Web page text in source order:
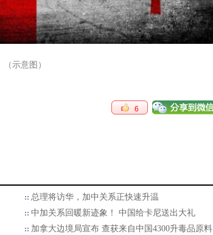
（示意图）
6
总理将访华，加中关系正快速升温
中加关系回暖新迹象！ 中国给卡尼送出大礼
加拿大边境局宣布 查获来自中国4300升毒品原料